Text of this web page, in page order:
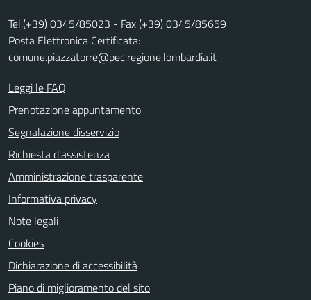
Tel.(+39) 0345/85023 - Fax (+39) 0345/85659
Posta Elettronica Certificata:
comune.piazzatorre@pec.regione.lombardia.it
Leggi le FAQ
Prenotazione appuntamento
Segnalazione disservizio
Richiesta d'assistenza
Amministrazione trasparente
Informativa privacy
Note legali
Cookies
Dichiarazione di accessibilità
Piano di miglioramento del sito